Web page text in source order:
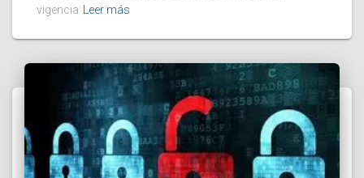
vigencia Leer más